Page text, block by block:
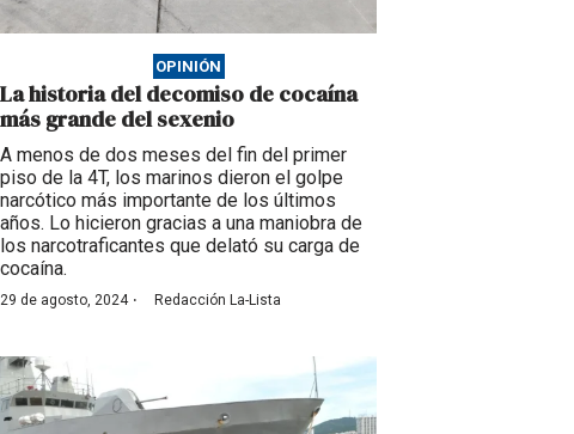
OPINIÓN
La historia del decomiso de cocaína
más grande del sexenio
A menos de dos meses del fin del primer
piso de la 4T, los marinos dieron el golpe
narcótico más importante de los últimos
años. Lo hicieron gracias a una maniobra de
los narcotraficantes que delató su carga de
cocaína.
29 de agosto, 2024· Redacción La-Lista